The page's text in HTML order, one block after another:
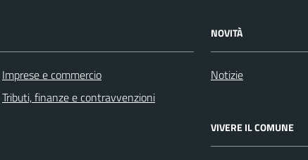
Imprese e commercio
Tributi, finanze e contravvenzioni
NOVITÀ
Notizie
VIVERE IL COMUNE